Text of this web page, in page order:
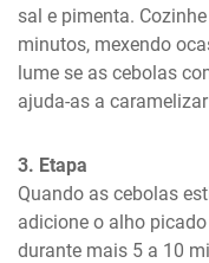
sal e pimenta.
minutos, mexendo
lume se as cebolas
ajuda-as a
3. Etapa
Quando as cebolas
adicione o alho
durante mais 5 a 10